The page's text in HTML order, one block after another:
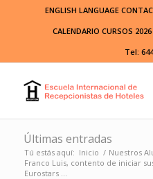
ENGLISH LANGUAGE
CALENDARIO CURSOS 2026
Tel:
Últimas entradas
Tú estás aquí: Inicio / Nuestros
Franco Luis, contento de iniciar
Eurostars ...